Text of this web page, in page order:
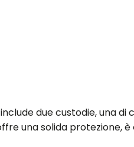
due custodie, una
una solida protezione,